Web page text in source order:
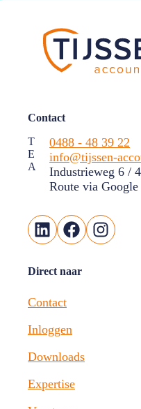
Contact
T
E
A
0488 - 48 39 22
info@tijssen-
Industrieweg 6 /
Route via Google
LinkedIn
Facebook
Direct naar
Contact
Inloggen
Downloads
Expertise